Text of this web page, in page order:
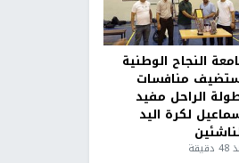
النجاح الوطنية
منافسات
الراحل مفيد
لكرة اليد